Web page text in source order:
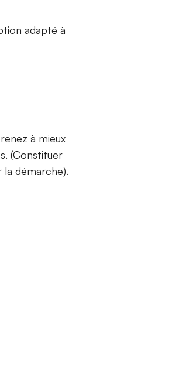
adapté à
à mieux
(Constituer
démarche).